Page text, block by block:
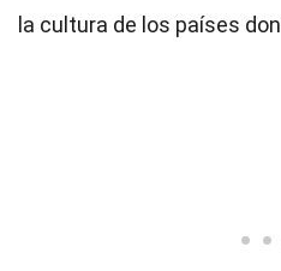
la cultura de los países